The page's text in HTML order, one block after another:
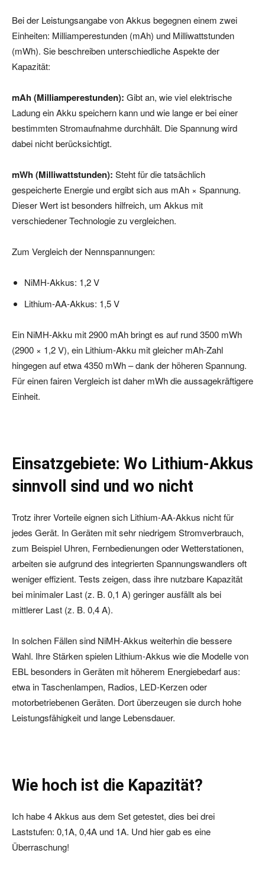
Bei der Leistungsangabe von Akkus begegnen einem zwei
Einheiten: Milliamperestunden (mAh) und Milliwattstunden
(mWh). Sie beschreiben unterschiedliche Aspekte der
Kapazität:
mAh (Milliamperestunden): Gibt an, wie viel elektrische
Ladung ein Akku speichern kann und wie lange er bei einer
bestimmten Stromaufnahme durchhält. Die Spannung wird
dabei nicht berücksichtigt.
mWh (Milliwattstunden): Steht für die tatsächlich
gespeicherte Energie und ergibt sich aus mAh × Spannung.
Dieser Wert ist besonders hilfreich, um Akkus mit
verschiedener Technologie zu vergleichen.
Zum Vergleich der Nennspannungen:
NiMH-Akkus: 1,2 V
Lithium-AA-Akkus: 1,5 V
Ein NiMH-Akku mit 2900 mAh bringt es auf rund 3500 mWh
(2900 × 1,2 V), ein Lithium-Akku mit gleicher mAh-Zahl
hingegen auf etwa 4350 mWh – dank der höheren Spannung.
Für einen fairen Vergleich ist daher mWh die aussagekräftigere
Einheit.
Einsatzgebiete: Wo Lithium-Akkus
sinnvoll sind und wo nicht
Trotz ihrer Vorteile eignen sich Lithium-AA-Akkus nicht für
jedes Gerät. In Geräten mit sehr niedrigem Stromverbrauch,
zum Beispiel Uhren, Fernbedienungen oder Wetterstationen,
arbeiten sie aufgrund des integrierten Spannungswandlers oft
weniger effizient. Tests zeigen, dass ihre nutzbare Kapazität
bei minimaler Last (z. B. 0,1 A) geringer ausfällt als bei
mittlerer Last (z. B. 0,4 A).
In solchen Fällen sind NiMH-Akkus weiterhin die bessere
Wahl. Ihre Stärken spielen Lithium-Akkus wie die Modelle von
EBL besonders in Geräten mit höherem Energiebedarf aus:
etwa in Taschenlampen, Radios, LED-Kerzen oder
motorbetriebenen Geräten. Dort überzeugen sie durch hohe
Leistungsfähigkeit und lange Lebensdauer.
Wie hoch ist die Kapazität?
Ich habe 4 Akkus aus dem Set getestet, dies bei drei
Laststufen: 0,1A, 0,4A und 1A. Und hier gab es eine
Überraschung!